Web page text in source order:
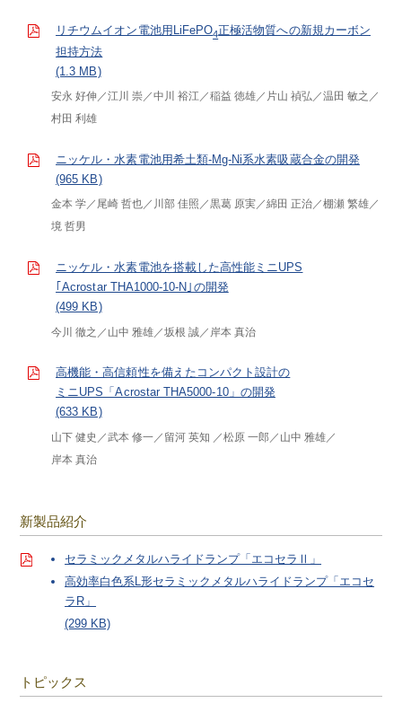
リチウムイオン電池用LiFePO4正極活物質への新規カーボン
担持方法
(1.3 MB)
安永 好伸 江川 崇 中川 裕江 稲益 徳雄 片山 禎弘
温田 敏之
村田 利雄
ニッケル・水素電池用希土類-Mg-Ni系水素吸蔵合金の開発
(965 KB)
金本 学 尾崎 哲也 川部 佳照 黒葛 原実 綿田 正治
棚瀬 繁雄
境 哲男
ニッケル・水素電池を搭載した高性能ミニUPS
｢Acrostar THA1000-10-N｣の開発
(499 KB)
今川 徹之 山中 雅雄 坂根 誠 岸本 真治
高機能・高信頼性を備えたコンパクト設計の
ミニUPS「Acrostar THA5000-10」の開発
(633 KB)
山下 健史 武本 修一 留河 英知 松原 一郎
山中 雅雄
岸本 真治
新製品紹介
セラミックメタルハライドランプ「エコセラⅡ」
高効率白色系L形セラミックメタルハライドランプ「エコセ
ラR」
(299 KB)
トピックス